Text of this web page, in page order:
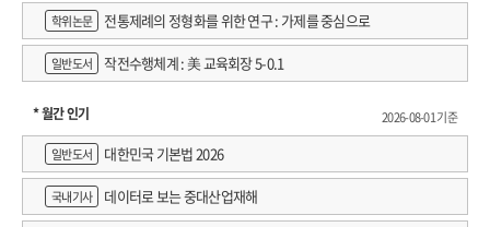
학위논문 전통제례의 정형화를 위한 연구 : 가제를 중심으로
일반도서 작전수행체계 : 美 교육회장 5-0.1
* 월간 인기
2026-08-01 기준
일반도서
대한민국 기본법 2026
국내기사 데이터로 보는 중대산업재해